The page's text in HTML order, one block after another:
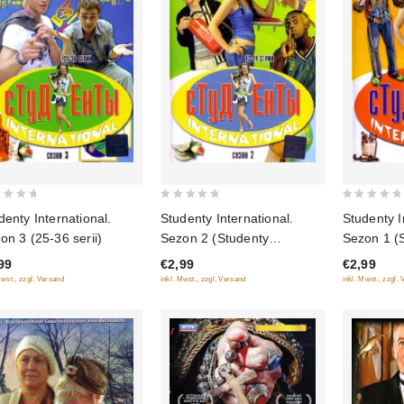
International.
3 (25-36 serii)
zzgl. Versand
of
5
Studenty International.
Sezon 2 (Studenty
International. Seson 2) (13-
24 serii)
€2,99
inkl. Mwst., zzgl. Versand
of
5
Studenty
Sezon 1
12 serii)
€2,99
inkl. Mwst., zzgl.